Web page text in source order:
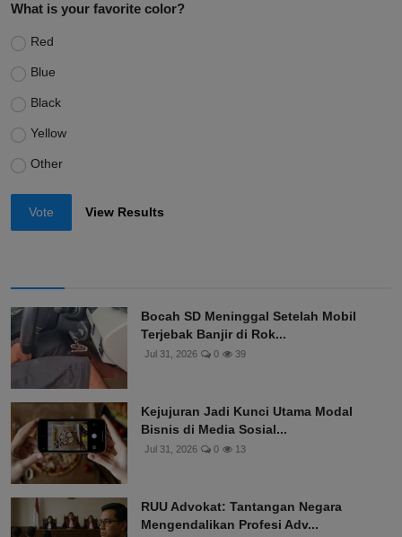
What is your favorite color?
Red
Blue
Black
Yellow
Other
Vote View Results
Bocah SD Meninggal Setelah Mobil
Terjebak Banjir di Rok...
Jul 31, 2026 0 39
Kejujuran Jadi Kunci Utama Modal
Bisnis di Media Sosial...
Jul 31, 2026 0 13
RUU Advokat: Tantangan Negara
Mengendalikan Profesi Adv...